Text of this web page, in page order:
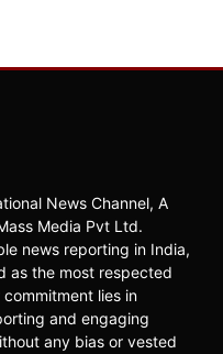
News Channel, A
Media Pvt Ltd.
news reporting in India,
as the most respected
lies in
and engaging
any bias or vested